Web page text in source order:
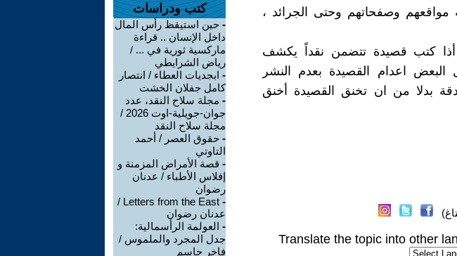
وصفحاتهم وحتى الجرائد ،
أذا كتب قصيدة تتضمن نقداً يكشف
اعدام القصيدة بعدم النشر
بدلا من ان تخنق القصيدة أخنق
Translate the topic into other
كتب ودراسات
- حين استيقظ رأس المال
داخل الإنسان .. قراءة
ماركسية ثورية في ... /
رياض الشرايطي
- ابجديات العطاء / انتصار
كامل جفلان الخشت
- مجلة سلاح النقد، عدد
جوان-جويلية-اوت 2026 /
مجلة سلاح النقد
- حقوق العصر / أحمد
التاوتي
- قصة الأمراض المزمنة و
إفلاس الأطباء / عدنان
رضوان
-
Letters from the East /
عدنان رضوان
- العولمة الرأسمالية:
جدل المجرد والملموس /
فاخر جاسم